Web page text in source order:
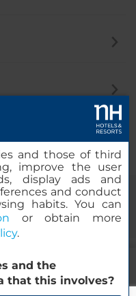
DE 65.00
TVA et taxes locales comprises
& AMERICAS Santa Engracia
Espagne
and those of third
improve the user
display ads and
and conduct
habits. You can
or obtain more
.
and the
that this involves?